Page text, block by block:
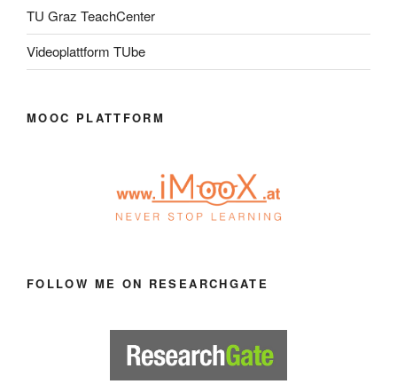
TU Graz TeachCenter
Videoplattform TUbe
MOOC PLATTFORM
FOLLOW ME ON RESEARCHGATE